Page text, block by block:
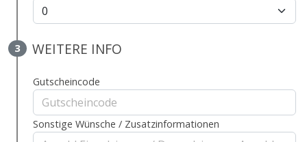
3 WEITERE INFO
Gutscheincode
Sonstige Wünsche / Zusatzinformationen